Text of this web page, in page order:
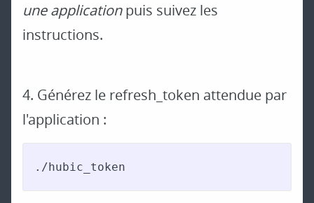
une applicationpuis suivez les
instructions.
4. Générez le refresh_token attendue par
l'application :
./hubic_token